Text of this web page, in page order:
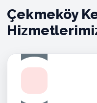
Çekmeköy